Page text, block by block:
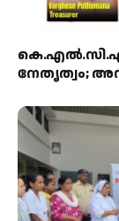
നേതൃത്വം;